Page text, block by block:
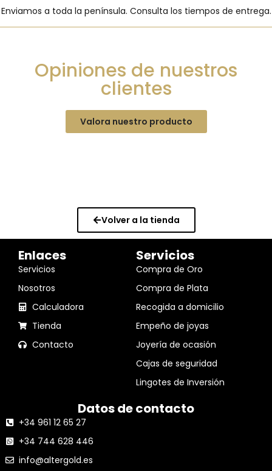
Enviamos a toda la península. Consulta los tiempos de entrega.
Opiniones de nuestros
clientes
Valora nuestro producto
Volver a la tienda
Enlaces
Servicios
Nosotros
Calculadora
Tienda
Contacto
Servicios
Compra de Oro
Compra de Plata
Recogida a domicilio
Empeño de joyas
Joyería de ocasión
Cajas de seguridad
Lingotes de Inversión
Datos de contacto
+34 961 12 65 27
+34 744 628 446
info@altergold.es